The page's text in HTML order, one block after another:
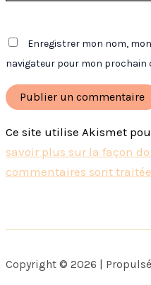
Enregistrer mon nom,
navigateur pour mon prochain
Ce site utilise Akismet
savoir plus sur la façon
commentaires sont
Copyright © 2026 |